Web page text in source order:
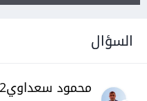
السؤال
محمود سعداوي2